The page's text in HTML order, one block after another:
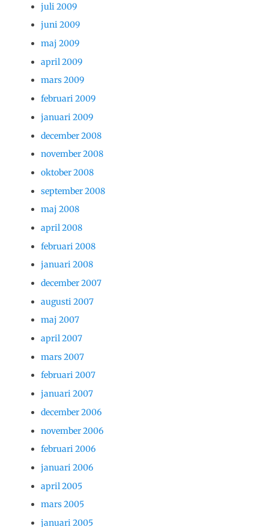
juli 2009
juni 2009
maj 2009
april 2009
mars 2009
februari 2009
januari 2009
december 2008
november 2008
oktober 2008
september 2008
maj 2008
april 2008
februari 2008
januari 2008
december 2007
augusti 2007
maj 2007
april 2007
mars 2007
februari 2007
januari 2007
december 2006
november 2006
februari 2006
januari 2006
april 2005
mars 2005
januari 2005